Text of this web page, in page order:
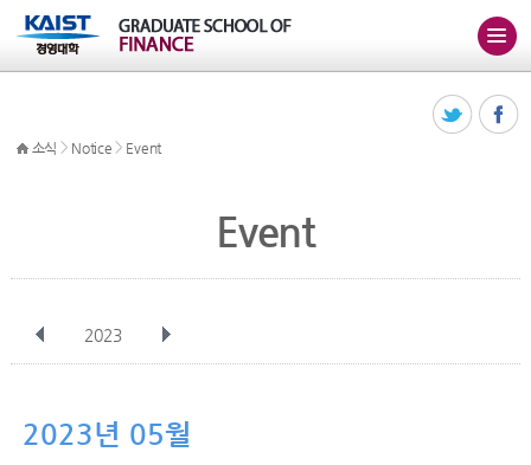
소식 > Notice > Event
Event
2023
12월
2023년 05월